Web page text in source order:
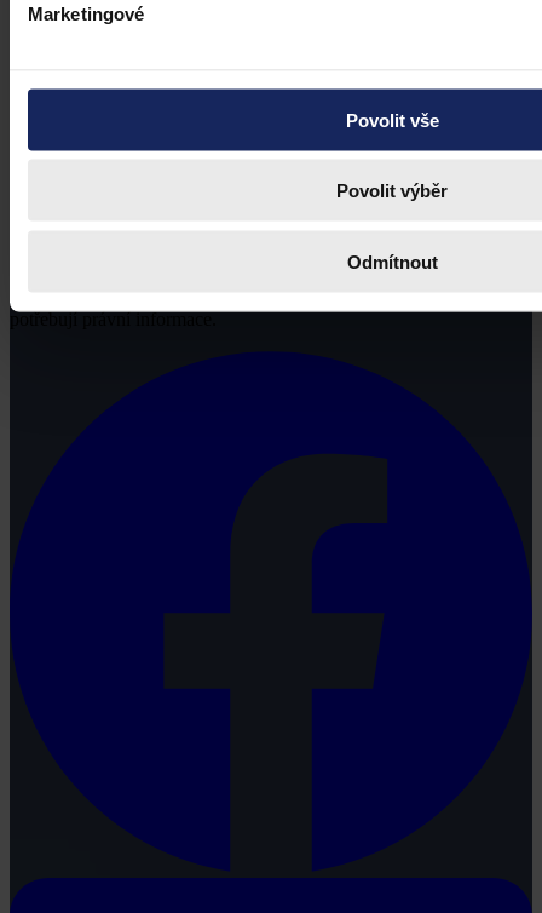
Marketingové
Povolit vše
Povolit výběr
Odmítnout
profesionálové a zástupci právnických profesí, ale všichni, kteří